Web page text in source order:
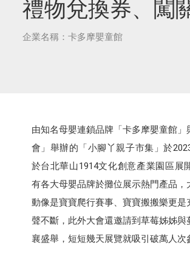
禮物兌換券、闖
企業名稱：卡多摩嬰童館
由知名母嬰連鎖品牌「卡多摩嬰童館」
會」舉辦的「小腳丫親子市集」於
於台北華山1914文化創意產業園區展
有各大母嬰品牌於攤位展示熱門產品，
動像是寶寶爬行賽事、寶寶搬搬樂更是
聲不斷，此外大會還邀請到草莓姊姊與
襄盛舉，短短幾天展覽就吸引破萬人次